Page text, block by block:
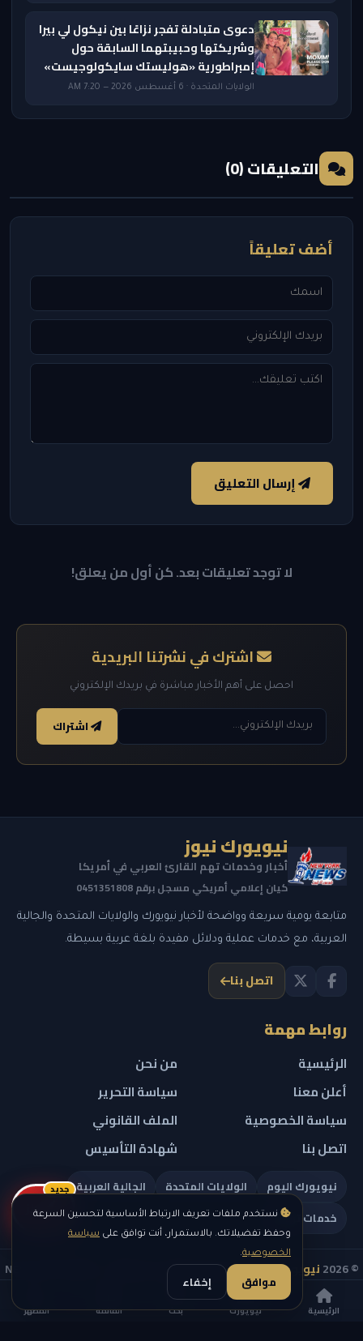
الرئيسية نيويورك بحث القائمة المظهر
نستخدم ملفات تعريف الارتباط الأساسية لتحسين السرعة
وحفظ تفضيلاتك. بالاستمرار، أنت توافق على سياسة
الخصوصية.
موافق إخفاء
دعوى متبادلة تفجر نزاعًا بين نيكول لي بيرا
وشريكتها وحبيبتهما السابقة حول
إمبراطورية «هوليستك سايكولوجيست»
الولايات المتحدة · 6 أغسطس 2026 — 7:20 AM
التعليقات (0)
أضف تعليقاً
إرسال التعليق
لا توجد تعليقات بعد. كن أول من يعلق!
اشترك في نشرتنا البريدية
احصل على أهم الأخبار مباشرة في بريدك الإلكتروني
اشتراك
نيويورك نيوز
أخبار وخدمات تهم القارئ العربي في أمريكا
كيان إعلامي أمريكي مسجل برقم 0451351808
متابعة يومية سريعة وواضحة لأخبار نيويورك والولايات المتحدة والجالية
العربية، مع خدمات عملية ودلائل مفيدة بلغة عربية بسيطة.
اتصل بنا
روابط مهمة
الرئيسية
من نحن
أعلن معنا
سياسة التحرير
سياسة الخصوصية
الملف القانوني
اتصل بنا
شهادة التأسيس
نيويورك اليوم الولايات المتحدة
الجالية العربية
خدمات تهمك
© 2026 نيويورك نيوز
— جميع الحقوق محفوظة — NEW YORK NEWS
IN ARABIC LLC — رقم التسجيل 0451351808
ريلز
جديد